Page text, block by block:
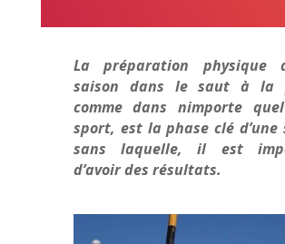
La préparation physique
saison dans le saut à la
comme dans nimporte
sport, est la phase clé d’une
sans laquelle, il est
d’avoir des résultats.